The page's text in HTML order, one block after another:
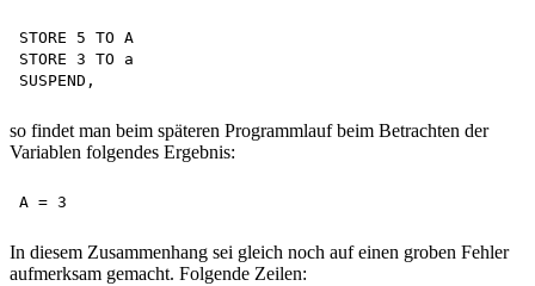
STORE 5 TO A
STORE 3 TO a
so findet man beim späteren Programmlauf beim Betrachten der
Variablen folgendes Ergebnis:
In diesem Zusammenhang sei gleich noch auf einen groben Fehler
aufmerksam gemacht. Folgende Zeilen: